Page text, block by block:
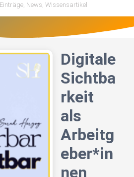
Digitale
Sichtba
rkeit
als
Arbeitg
eber*in
nen